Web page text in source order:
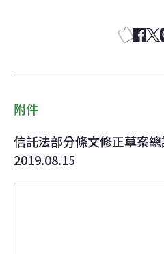
附件
信託法部分條文修正草案
2019.08.15